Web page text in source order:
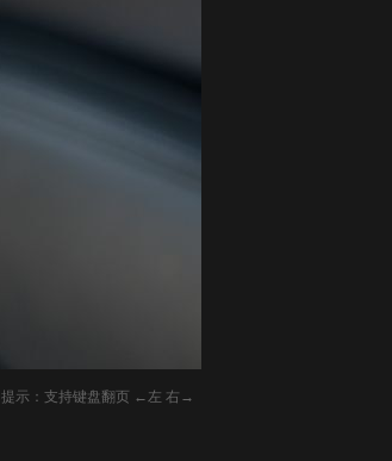
提示：支持键盘翻页 ←左 右→